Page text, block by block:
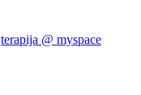
terapija @ myspace